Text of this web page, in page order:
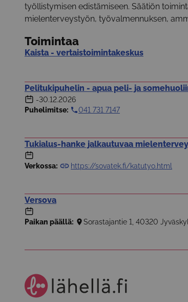
työllistymisen edistämiseen. Säätiön
mielenterveystyön, työvalmennuksen,
Toimintaa
Kaista - vertaistoimintakeskus
Pelitukipuhelin - apua peli- ja
-30.12.2026
Puhelimitse:
041 731 7147
Tukialus-hanke jalkautuvaa
Verkossa: https://sovatek.fi/katutyo.html
Versova
Paikan päällä: Sorastajantie 1, 40320